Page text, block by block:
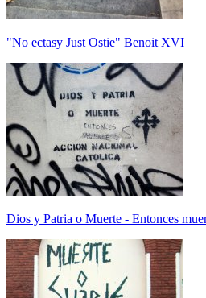
"No ectasy Just Ostie" Benoit XVI
Dios y Patria o Muerte - Entonces